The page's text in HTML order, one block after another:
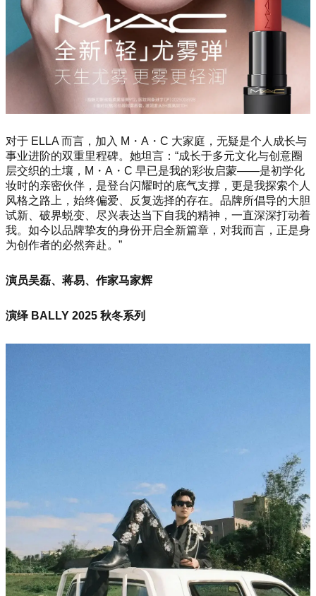
对于 ELLA 而言，加入 M・A・C 大家庭，无疑是个人成长与
事业进阶的双重里程碑。她坦言：“成长于多元文化与创意圈
层交织的土壤，M・A・C 早已是我的彩妆启蒙——是初学化
妆时的亲密伙伴，是登台闪耀时的底气支撑，更是我探索个人
风格之路上，始终偏爱、反复选择的存在。品牌所倡导的大胆
试新、破界蜕变、尽兴表达当下自我的精神，一直深深打动着
我。如今以品牌挚友的身份开启全新篇章，对我而言，正是身
为创作者的必然奔赴。”
演员吴磊、蒋易、作家马家辉
演绎 BALLY 2025 秋冬系列